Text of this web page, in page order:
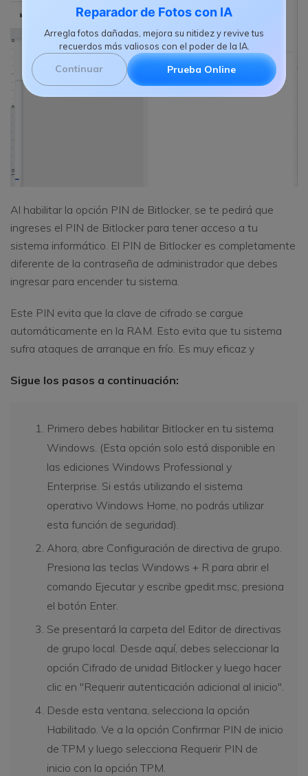
Reparador de Fotos con IA
Arregla fotos dañadas, mejora su nitidez y revive tus
recuerdos más valiosos con el poder de la IA.
Continuar Prueba Online
Al habilitar la opción PIN de Bitlocker, se te pedirá que
ingreses el PIN de Bitlocker para tener acceso a tu
sistema informático. El PIN de Bitlocker es completamente
diferente de la contraseña de administrador que debes
ingresar para encender tu sistema.
Este PIN evita que la clave de cifrado se cargue
automáticamente en la RAM. Esto evita que tu sistema
sufra ataques de arranque en frío. Es muy eficaz y
Sigue los pasos a continuación:
Primero debes habilitar Bitlocker en tu sistema
Windows. (Esta opción solo está disponible en
las ediciones Windows Professional y
Enterprise. Si estás utilizando el sistema
operativo Windows Home, no podrás utilizar
esta función de seguridad).
Ahora, abre Configuración de directiva de grupo.
Presiona las teclas Windows + R para abrir el
comando Ejecutar y escribe gpedit.msc, presiona
el botón Enter.
Se presentará la carpeta del Editor de directivas
de grupo local. Desde aquí, debes seleccionar la
opción Cifrado de unidad Bitlocker y luego hacer
clic en "Requerir autenticación adicional al inicio".
Desde esta ventana, selecciona la opción
Habilitado. Ve a la opción Confirmar PIN de inicio
de TPM y luego selecciona Requerir PIN de
inicio con la opción TPM.